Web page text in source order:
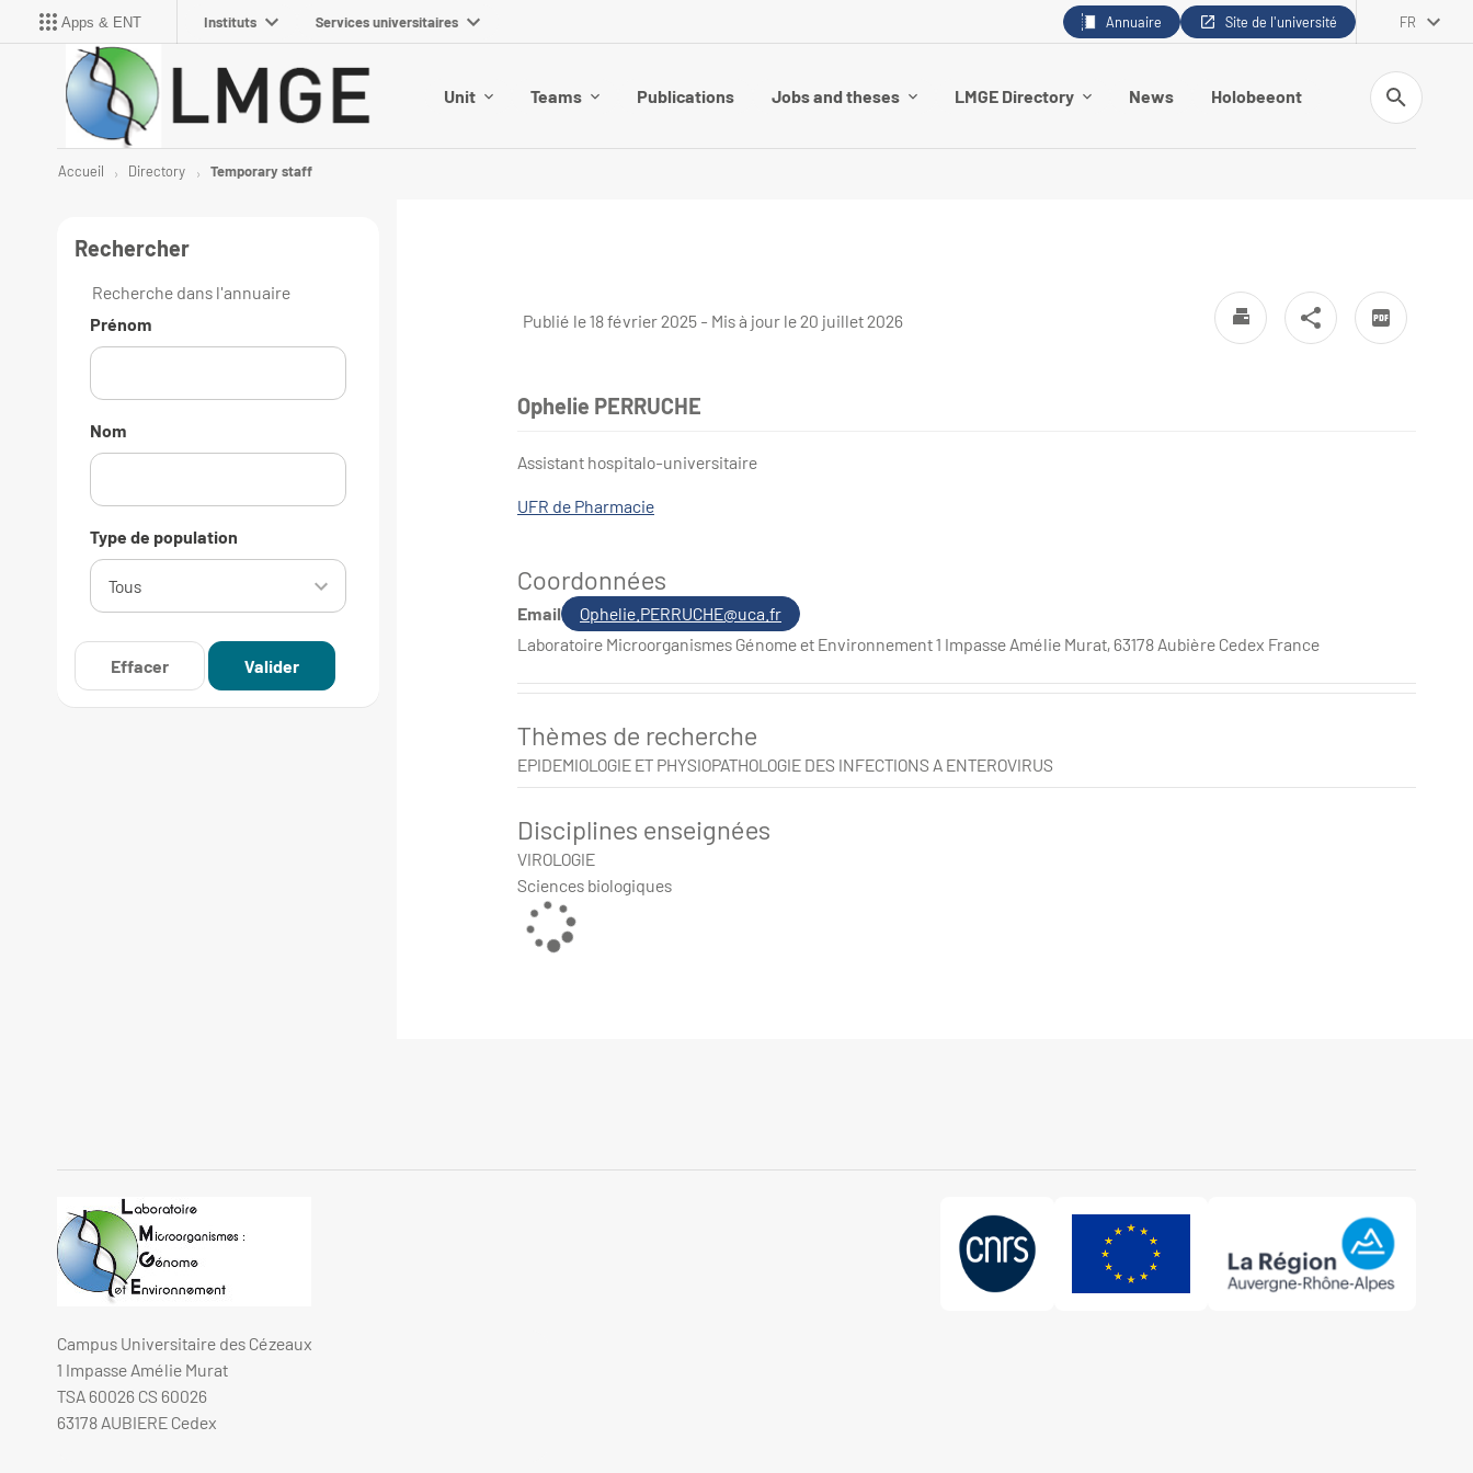
Apps & ENT Instituts Services universitaires Annuaire Site de l'université FR
Unit Teams Publications Jobs and theses LMGE Directory News Holobeeont
Recherche
Accueil Directory Temporary staff
Publié le 18 février 2025 - Mis à jour le 20 juillet 2026
Ophelie PERRUCHE
Assistant hospitalo-universitaire
UFR de Pharmacie
Coordonnées
Email
Ophelie.PERRUCHE@uca.fr
Laboratoire Microorganismes Génome et Environnement 1 Impasse Amélie Murat, 63178 Aubière Cedex France
Thèmes de recherche
EPIDEMIOLOGIE ET PHYSIOPATHOLOGIE DES INFECTIONS A ENTEROVIRUS
Disciplines enseignées
VIROLOGIE
Sciences biologiques
Rechercher
Recherche dans l'annuaire
Prénom
Nom
Type de population
Campus Universitaire des Cézeaux
1 Impasse Amélie Murat
TSA 60026 CS 60026
63178 AUBIERE Cedex